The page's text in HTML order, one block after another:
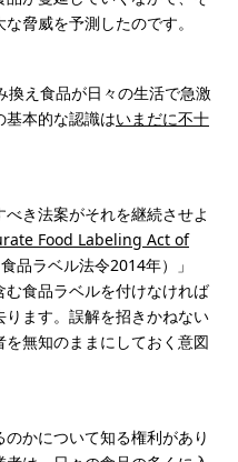
脅威を予測したのです。
換え食品が日々の生活で急激
基本的な認識はいまだに不十
き法案がそれを継続させよ
Food Labeling Act of
品ラベル法令2014年）」
食品ラベルを付けなければ
ます。誤解を招きかねない
無知のままにしておく意図
かについて知る権利があり